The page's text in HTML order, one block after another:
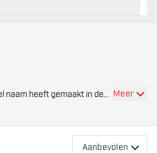
naam heeft gemaakt in de
Meer
Aanbevolen